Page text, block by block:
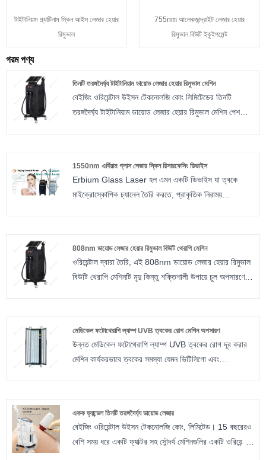
টাইটানিয়াম প্ল্যাটিনাম স্কিন আইস লেজার হেয়ার
রিমুভাল
755nm আলেকজান্দ্রাইট লেজার হেয়ার
রিমুভাল বিউটি ইকুইপমেন্ট
গরম পণ্য
তিনটি তরঙ্গদৈর্ঘ্য টাইটানিয়াম ডায়োড লেজার হেয়ার রিমুভাল মেশিন
বেইজিং ওরিয়েন্টাল উইসন টেকনোলজি কোং লিমিটেডের তিনটি
তরঙ্গদৈর্ঘ্য টাইটানিয়াম ডায়োড লেজার হেয়ার রিমুভাল মেশিন পেশ
করে।
1550nm এর্বিয়াম গ্লাস লেজার স্কিন রিসারফেসিং ডিভাইস
Erbium Glass Laser হল এমন একটি ডিভাইস যা ত্বকে
মাইক্রোস্কোপিক চ্যানেল তৈরি করতে, প্রাকৃতিক নিরাময়
আক্রমণাত্মক এবং ব্রণের দাগ, পিগমেন্টেড ক্ষত, ত্বক পুনরুত্থিত করা
এবং ত্বকের রক্ষণাবেক্ষণের জন্য আরও কার্যকর বলে মনে করা হয়।
808nm ডায়োড লেজার হেয়ার রিমুভাল বিউটি থেরাপি মেশিন
ওরিয়েন্টাল দ্বারা তৈরি, এই 808nm ডায়োড লেজার হেয়ার রিমুভাল
বিউটি থেরাপি মেশিনটি মৃদু কিন্তু শক্তিশালী উপায়ে চুল অপসারণের
মেডিকেল ফটোথেরাপি ল্যাম্প UVB ত্বকের রোগ মেশিন অপসারণ
উন্নত মেডিকেল ফটোথেরাপি ল্যাম্প UVB ত্বকের রোগ দূর করার
মেশিন কার্যকরভাবে ত্বকের সমস্যা যেমন ভিটিলিগো এবং
ক্লিনিক, হাসপাতাল এবং মেডিকেল স্কুলগুলিতে ব্যাপকভাবে ব্যবহৃত
হয়।
একক হ্যান্ডেল তিনটি তরঙ্গদৈর্ঘ্য ডায়োড লেজার
বেইজিং ওরিয়েন্টাল উইসন টেকনোলজি কোং, লিমিটেড। 15 বছরেরও
বেশি সময় ধরে একটি ফ্যাক্টর সহ সৌন্দর্য মেশিনগুলির একটি ওরিয়েন্টাল